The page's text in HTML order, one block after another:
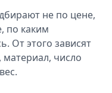
не по цене,
по каким
От этого зависят
материал, число